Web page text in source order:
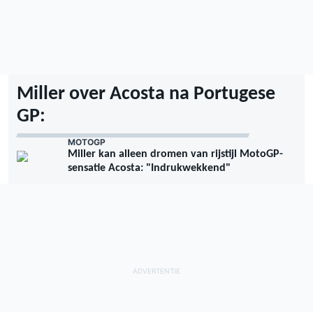
Miller over Acosta na Portugese
GP:
MOTOGP
Miller kan alleen dromen van rijstijl MotoGP-
sensatie Acosta: "Indrukwekkend"